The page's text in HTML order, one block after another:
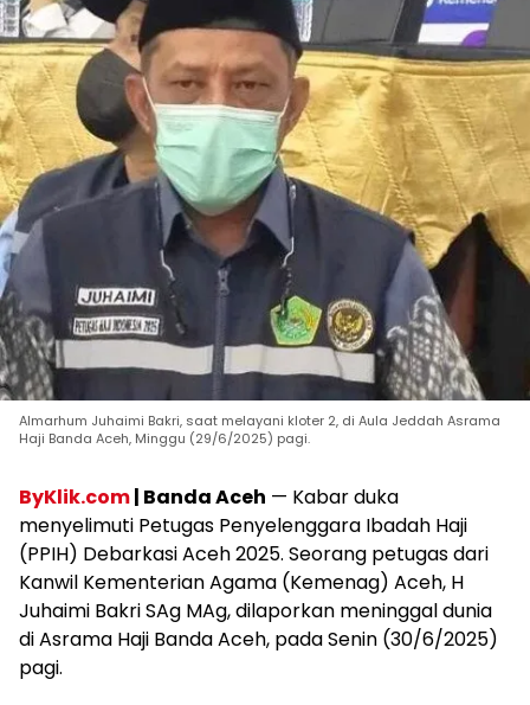
Almarhum Juhaimi Bakri, saat melayani kloter 2, di Aula Jeddah Asrama
Haji Banda Aceh, Minggu (29/6/2025) pagi.
ByKlik.com| Banda Aceh — Kabar duka
menyelimuti Petugas Penyelenggara Ibadah Haji
(PPIH) Debarkasi Aceh 2025. Seorang petugas dari
Kanwil Kementerian Agama (Kemenag) Aceh, H
Juhaimi Bakri SAg MAg, dilaporkan meninggal dunia
di Asrama Haji Banda Aceh, pada Senin (30/6/2025)
pagi.